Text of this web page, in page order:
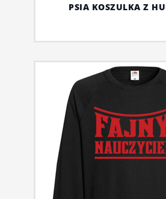
PSIA KOSZULKA Z